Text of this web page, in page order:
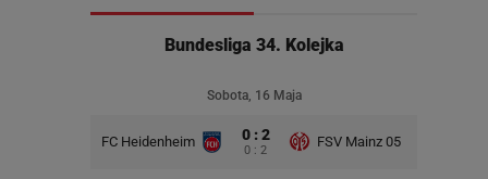
Bundesliga 34. Kolejka
Sobota, 16 Maja
FC Heidenheim 0 : 2
0 : 2
FSV Mainz 05